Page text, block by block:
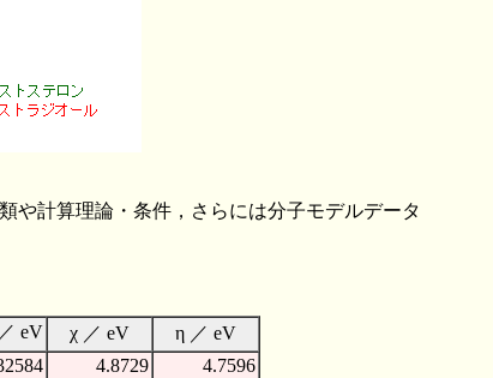
や計算理論・条件，さらには分子モデルデータ
／ eV χ ／ eV
η ／ eV
4.8729
4.7596